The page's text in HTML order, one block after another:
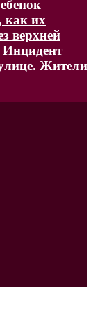
как их
верхней
Жители